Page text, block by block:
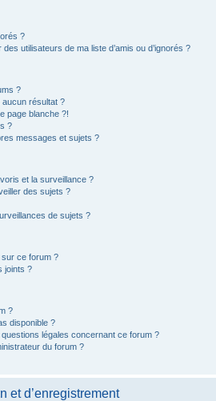
?
utilisateurs de ma liste d’amis ou d’ignorés ?
?
aucun résultat ?
page blanche ?!
?
messages et sujets ?
et la surveillance ?
des sujets ?
de sujets ?
ce forum ?
joints ?
?
disponible ?
légales concernant ce forum ?
du forum ?
et d’enregistrement